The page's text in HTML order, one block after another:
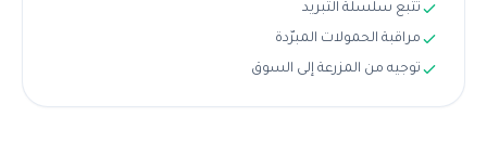
تتبع سلسلة التبريد
مراقبة الحمولات المبرّدة
توجيه من المزرعة إلى السوق